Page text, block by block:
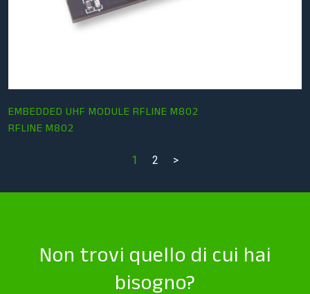
EMBEDDED UHF MODULE RFLINE M802
RFLINE M802
1 2 >
Non trovi quello di cui hai
bisogno?